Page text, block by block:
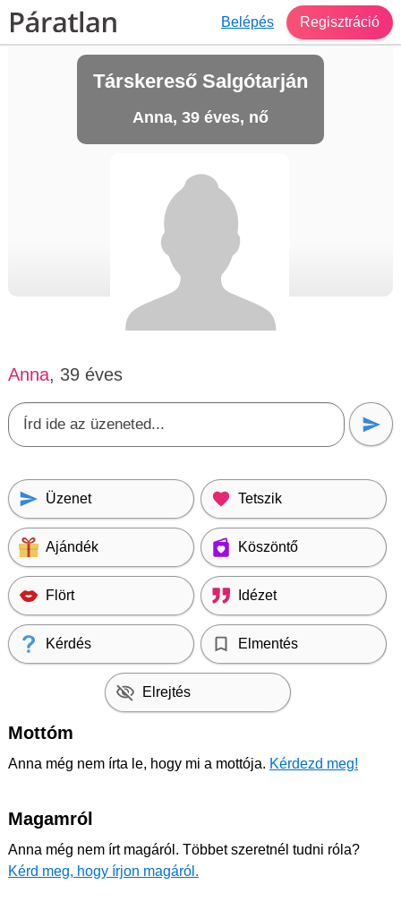
Belépés Regisztráció
Társkereső Salgótarján
Anna, 39 éves, nő
Anna, 39 éves
Üzenet Tetszik
Ajándék Köszöntő
Flört Idézet
Kérdés Elmentés
Elrejtés
Mottóm
Anna még nem írta le, hogy mi a mottója. Kérdezd meg!
Magamról
Anna még nem írt magáról. Többet szeretnél tudni róla?
Kérd meg, hogy írjon magáról.